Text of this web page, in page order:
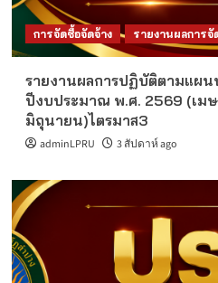
การจัดซื้อจัดจ้าง รายงานผลการจั
รายงานผลการปฏิบัติตามแผ
ปีงบประมาณ พ.ศ. 2569 (เม
มิถุนายน)ไตรมาส3
adminLPRU 3 สัปดาห์ ago